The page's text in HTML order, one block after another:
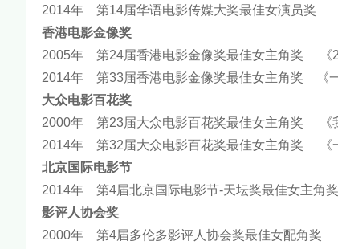
2014年
第14届华语电影传媒大奖最佳女演员奖
香港电影金像奖
2005年
第24届香港电影金像奖最佳女主角奖 《
2014年
第33届香港电影金像奖最佳女主角奖 《
大众电影百花奖
2000年
第23届大众电影百花奖最佳女主角奖 《
2014年
第32届大众电影百花奖最佳女主角奖 《
北京国际电影节
2014年
第4届北京国际电影节-天坛奖最佳女主
影评人协会奖
2000年 第4届多伦多影评人协会奖最佳女配角奖